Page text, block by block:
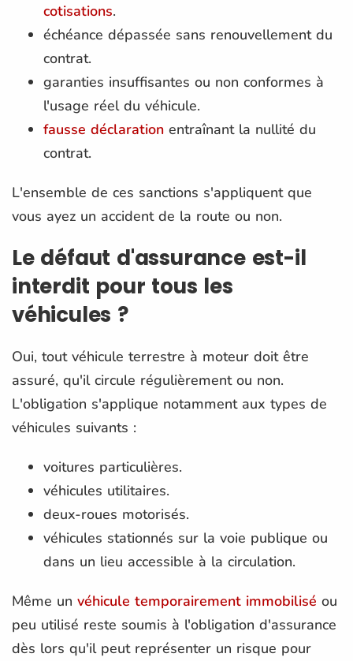
cotisations.
échéance dépassée sans renouvellement du
contrat.
garanties insuffisantes ou non conformes à
l'usage réel du véhicule.
fausse déclaration entraînant la nullité du
contrat.
L'ensemble de ces sanctions s'appliquent que
vous ayez un accident de la route ou non.
Le défaut d'assurance est-il
interdit pour tous les
véhicules ?
Oui, tout véhicule terrestre à moteur doit être
assuré, qu'il circule régulièrement ou non.
L'obligation s'applique notamment aux types de
véhicules suivants :
voitures particulières.
véhicules utilitaires.
deux-roues motorisés.
véhicules stationnés sur la voie publique ou
dans un lieu accessible à la circulation.
Même un véhicule temporairement immobilisé ou
peu utilisé reste soumis à l'obligation d'assurance
dès lors qu'il peut représenter un risque pour